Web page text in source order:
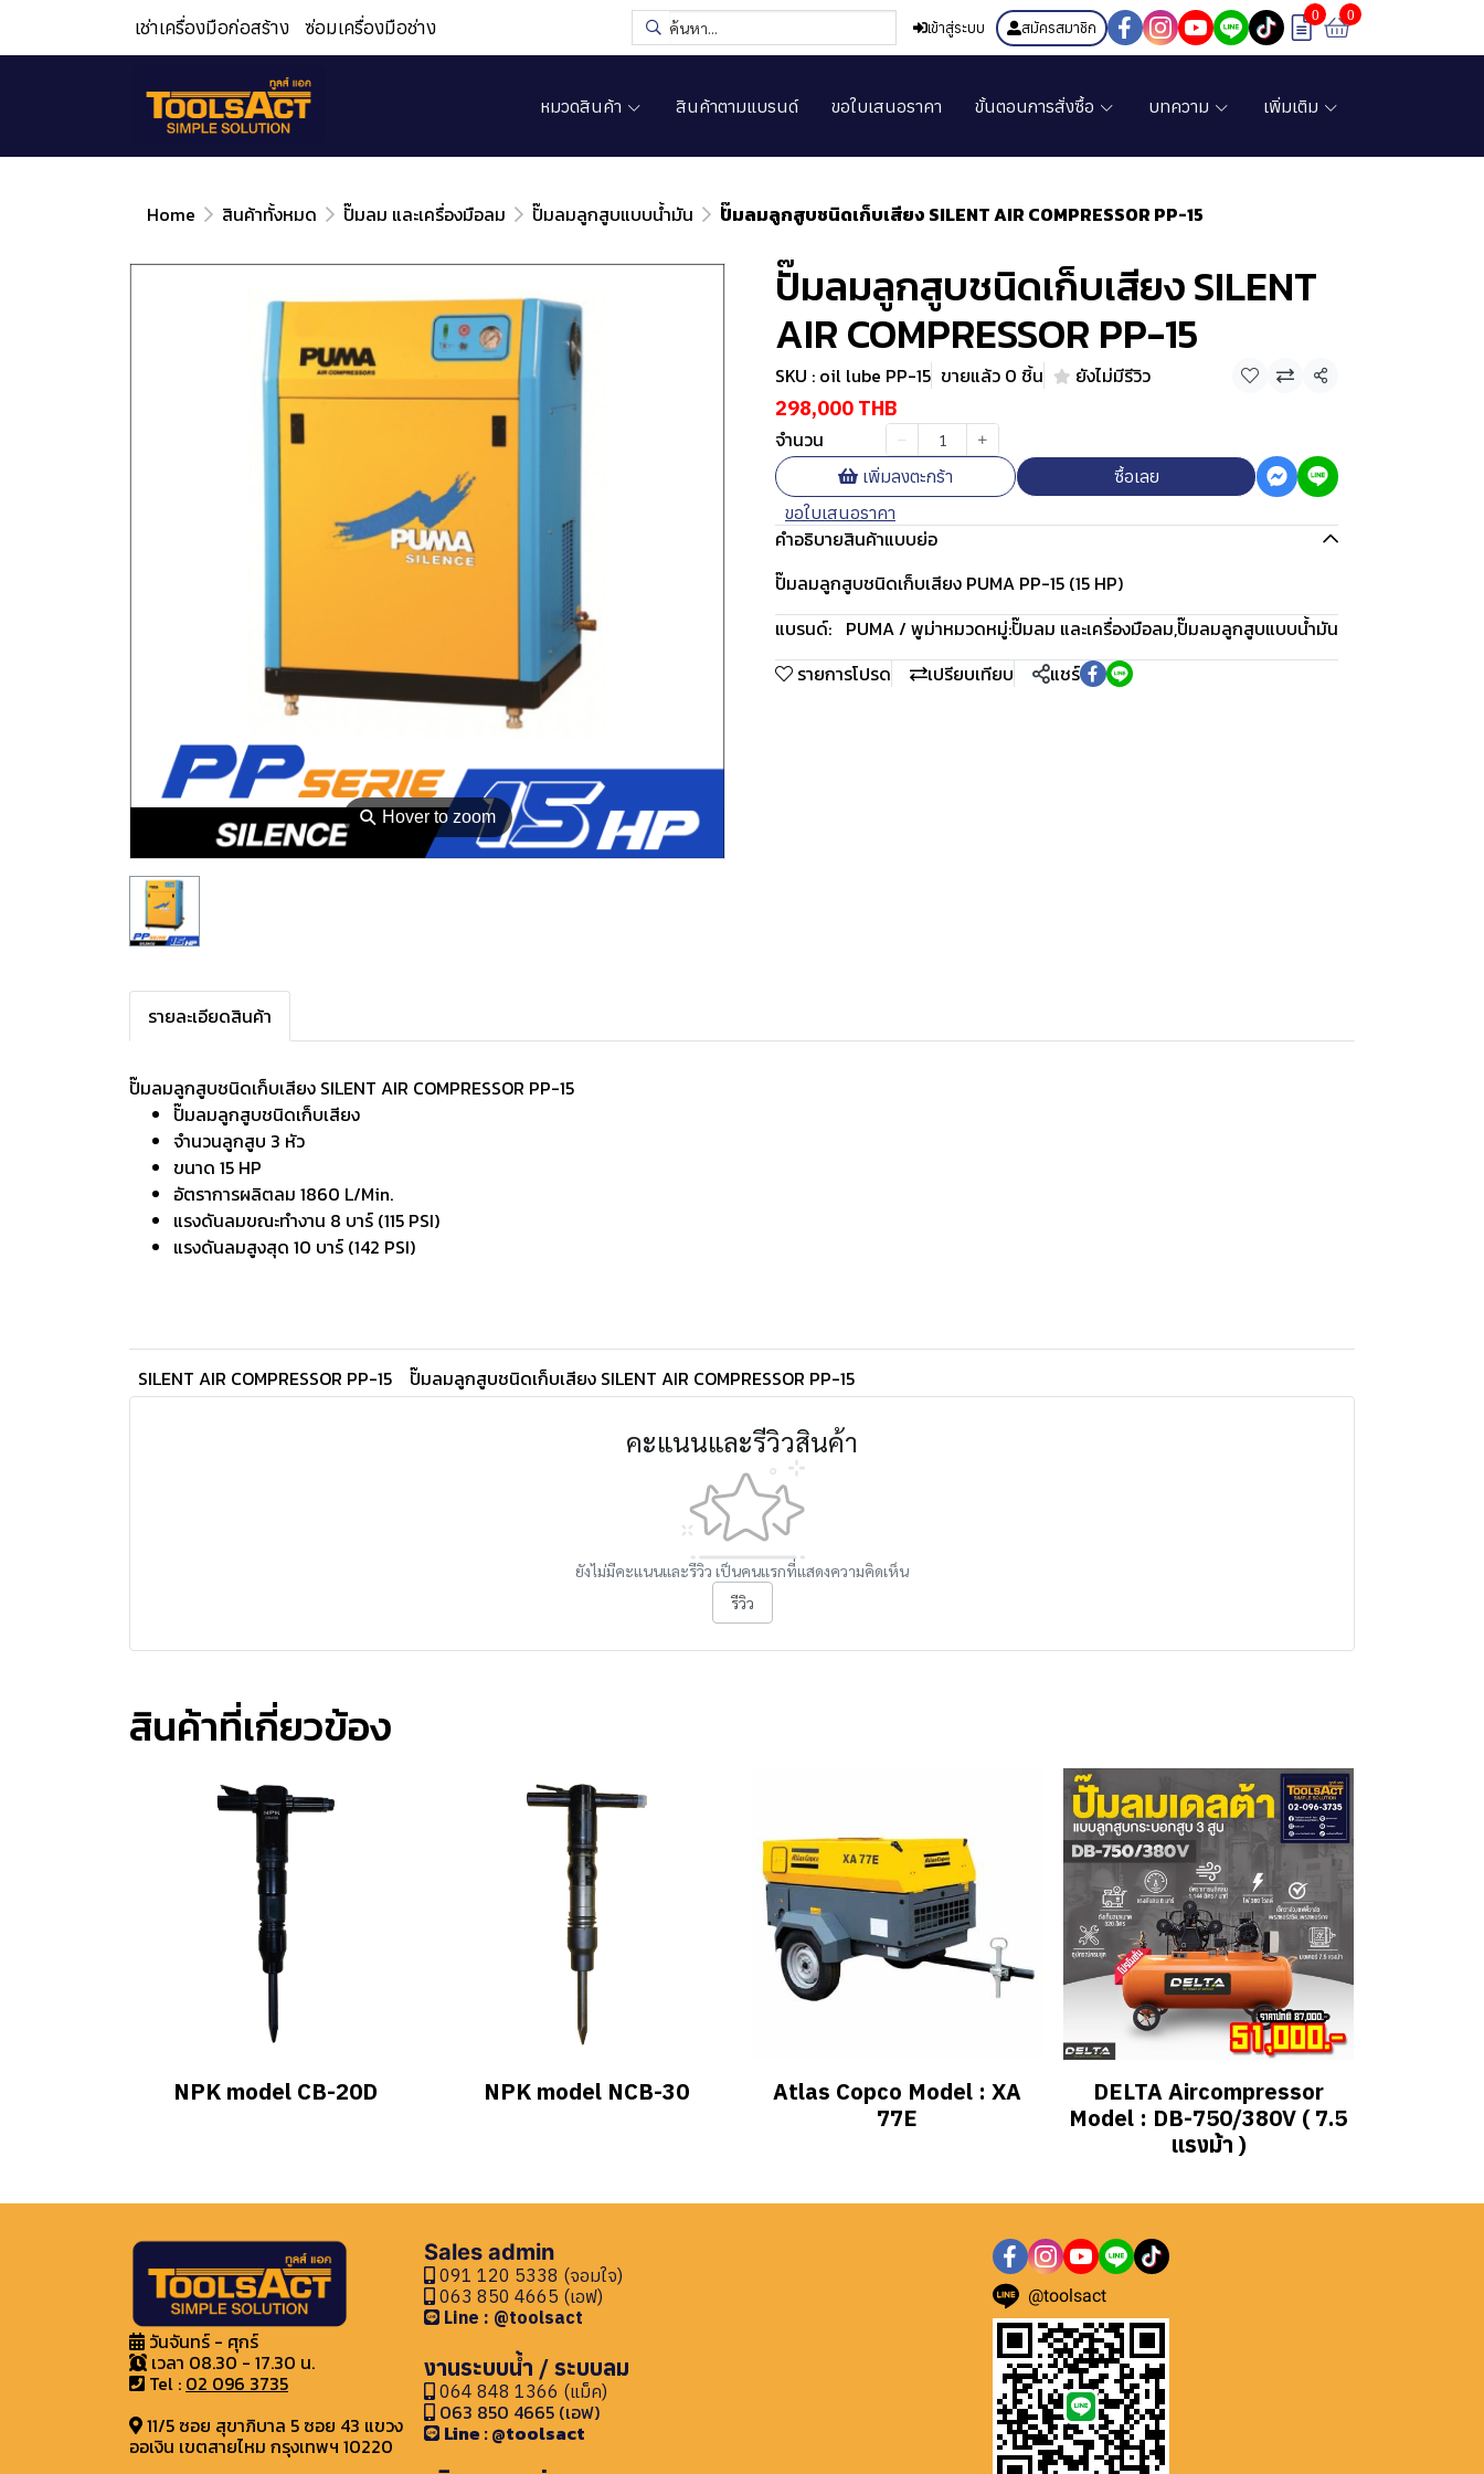
เช่าเครื่องมือก่อสร้าง ซ่อมเครื่องมือช่าง เข้าสู่ระบบ สมัครสมาชิก
0 0
หมวดสินค้า สินค้าตามแบรนด์ ขอใบเสนอราคา ขั้นตอนการสั่งซื้อ บทความ เพิ่มเติม
Home สินค้าทั้งหมด ปั๊มลม และเครื่องมือลม ปั๊มลมลูกสูบแบบน้ำมัน ปั๊มลมลูกสูบชนิดเก็บเสียง SILENT AIR COMPRESSOR PP-15
⚲Hover to zoom
ปั๊มลมลูกสูบชนิดเก็บเสียง SILENT
AIR COMPRESSOR PP-15
SKU : oil lube PP-15 ขายแล้ว 0 ชิ้น ยังไม่มีรีวิว แชร์
298,000 THB
จำนวน
เพิ่มลงตะกร้า
ซื้อเลย
ขอใบเสนอราคา
คำอธิบายสินค้าแบบย่อ
ปั๊มลมลูกสูบชนิดเก็บเสียง PUMA PP-15 (15 HP)
แบรนด์: PUMA / พูม่าหมวดหมู่:ปั๊มลม และเครื่องมือลม,ปั๊มลมลูกสูบแบบน้ำมัน
รายการโปรด
เปรียบเทียบ แชร์
รายละเอียดสินค้า
ปั๊มลมลูกสูบชนิดเก็บเสียง SILENT AIR COMPRESSOR PP-15
ปั๊มลมลูกสูบชนิดเก็บเสียง
จำนวนลูกสูบ 3 หัว
ขนาด 15 HP
อัตราการผลิตลม 1860 L/Min.
แรงดันลมขณะทำงาน 8 บาร์ (115 PSI)
แรงดันลมสูงสุด 10 บาร์ (142 PSI)
SILENT AIR COMPRESSOR PP-15 ปั๊มลมลูกสูบชนิดเก็บเสียง SILENT AIR COMPRESSOR PP-15
คะแนนและรีวิวสินค้า
ยังไม่มีคะแนนและรีวิว เป็นคนแรกที่แสดงความคิดเห็น
รีวิว
สินค้าที่เกี่ยวข้อง
NPK model CB-20D NPK model NCB-30
Atlas Copco Model : XA
77E
DELTA Aircompressor
Model : DB-750/380V ( 7.5
แรงม้า )
วันจันทร์ - ศุกร์
เวลา 08.30 - 17.30 น.
Tel : 02 096 3735
11/5 ซอย สุขาภิบาล 5 ซอย 43 แขวง
ออเงิน เขตสายไหม กรุงเทพฯ 10220
Sales admin
091 120 5338 (จอมใจ)
063 850 4665 (เอฟ)
Line : @toolsact
งานระบบน้ำ / ระบบลม
064 848 1366 (แม็ค)
063 850 4665 (เอฟ)
Line : @toolsact
@toolsact